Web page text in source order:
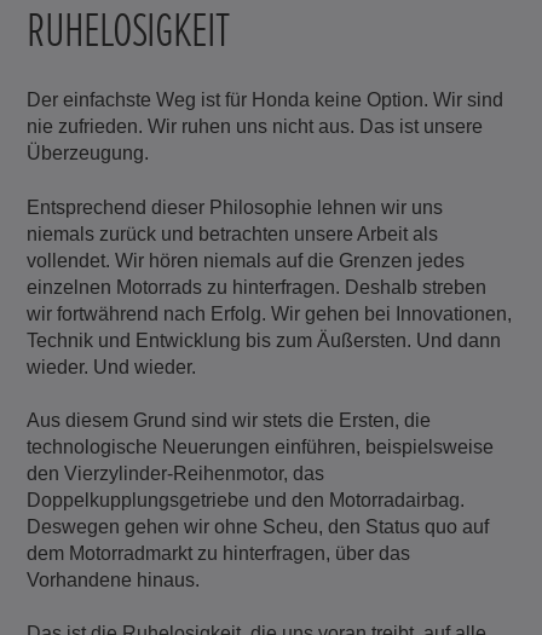
RUHELOSIGKEIT
Der einfachste Weg ist für Honda keine Option. Wir sind
nie zufrieden. Wir ruhen uns nicht aus. Das ist unsere
Überzeugung.
Entsprechend dieser Philosophie lehnen wir uns
niemals zurück und betrachten unsere Arbeit als
vollendet. Wir hören niemals auf die Grenzen jedes
einzelnen Motorrads zu hinterfragen. Deshalb streben
wir fortwährend nach Erfolg. Wir gehen bei Innovationen,
Technik und Entwicklung bis zum Äußersten. Und dann
wieder. Und wieder.
Aus diesem Grund sind wir stets die Ersten, die
technologische Neuerungen einführen, beispielsweise
den Vierzylinder-Reihenmotor, das
Doppelkupplungsgetriebe und den Motorradairbag.
Deswegen gehen wir ohne Scheu, den Status quo auf
dem Motorradmarkt zu hinterfragen, über das
Vorhandene hinaus.